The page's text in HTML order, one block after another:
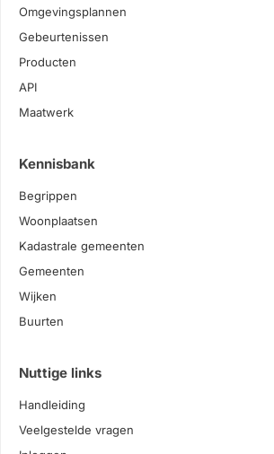
Omgevingsplannen
Gebeurtenissen
Producten
API
Maatwerk
Kennisbank
Begrippen
Woonplaatsen
Kadastrale gemeenten
Gemeenten
Wijken
Buurten
Nuttige links
Handleiding
Veelgestelde vragen